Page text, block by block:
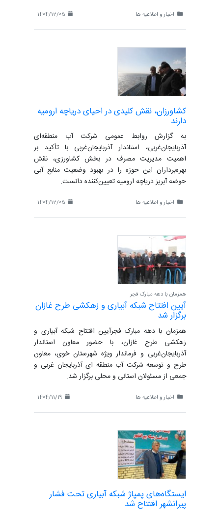
اخبار و اطلاعیه ها
کشاورزان، نقش کلیدی در احیای دریاچه ارومیه
دارند
به گزارش روابط عمومی شرکت آب منطقه‌ای
آذربایجان‌غربی، استاندار آذربایجان‌غربی با تأکید بر
اهمیت مدیریت مصرف در بخش کشاورزی، نقش
بهره‌برداران این حوزه را در بهبود وضعیت منابع آبی
حوضه آبریز دریاچه ارومیه تعیین‌کننده دانست.
اخبار و اطلاعیه ها
همزمان با دهه مبارک فجر
آیین افتتاح شبکه آبیاری و زهکشی طرح غازان
برگزار شد
همزمان با دهه مبارک فجرآیین افتتاح شبکه آبیاری و
زهکشی طرح غازان، با حضور معاون استاندار
آذربایجان‌غربی و فرماندار ویژه شهرستان خوی، معاون
طرح و توسعه شرکت آب منطقه ای آذربایجان غربی و
جمعی از مسئولان استانی و محلی برگزار شد.
اخبار و اطلاعیه ها
ایستگاه‌های پمپاژ شبکه آبیاری تحت فشار
پیرانشهر افتتاح شد